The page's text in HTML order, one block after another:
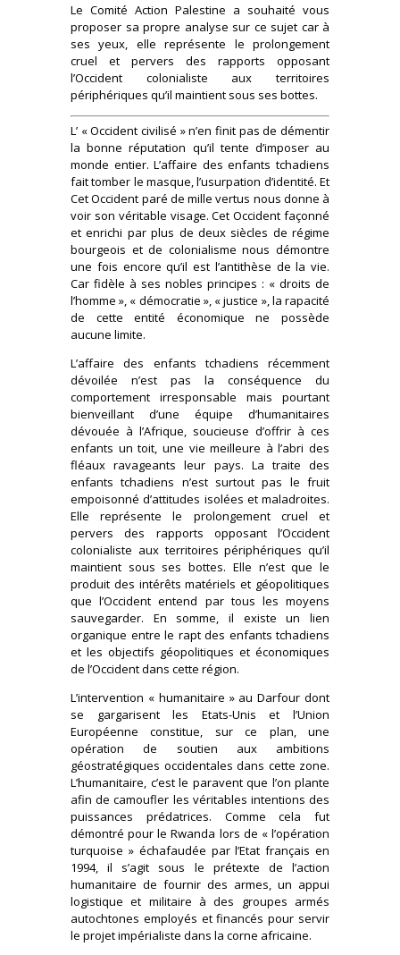
Le Comité Action Palestine a souhaité vous
proposer sa propre analyse sur ce sujet car à
ses yeux, elle représente le prolongement
cruel et pervers des rapports opposant
l’Occident colonialiste aux territoires
périphériques qu’il maintient sous ses bottes.
L’ « Occident civilisé » n’en finit pas de démentir
la bonne réputation qu’il tente d’imposer au
monde entier. L’affaire des enfants tchadiens
fait tomber le masque, l’usurpation d’identité. Et
Cet Occident paré de mille vertus nous donne à
voir son véritable visage. Cet Occident façonné
et enrichi par plus de deux siècles de régime
bourgeois et de colonialisme nous démontre
une fois encore qu’il est l’antithèse de la vie.
Car fidèle à ses nobles principes : « droits de
l’homme », « démocratie », « justice », la rapacité
de cette entité économique ne possède
aucune limite.
L’affaire des enfants tchadiens récemment
dévoilée n’est pas la conséquence du
comportement irresponsable mais pourtant
bienveillant d’une équipe d’humanitaires
dévouée à l’Afrique, soucieuse d’offrir à ces
enfants un toit, une vie meilleure à l’abri des
fléaux ravageants leur pays. La traite des
enfants tchadiens n’est surtout pas le fruit
empoisonné d’attitudes isolées et maladroites.
Elle représente le prolongement cruel et
pervers des rapports opposant l’Occident
colonialiste aux territoires périphériques qu’il
maintient sous ses bottes. Elle n’est que le
produit des intérêts matériels et géopolitiques
que l’Occident entend par tous les moyens
sauvegarder. En somme, il existe un lien
organique entre le rapt des enfants tchadiens
et les objectifs géopolitiques et économiques
de l’Occident dans cette région.
L’intervention « humanitaire » au Darfour dont
se gargarisent les Etats-Unis et l’Union
Européenne constitue, sur ce plan, une
opération de soutien aux ambitions
géostratégiques occidentales dans cette zone.
L’humanitaire, c’est le paravent que l’on plante
afin de camoufler les véritables intentions des
puissances prédatrices. Comme cela fut
démontré pour le Rwanda lors de « l’opération
turquoise » échafaudée par l’Etat français en
1994, il s’agit sous le prétexte de l’action
humanitaire de fournir des armes, un appui
logistique et militaire à des groupes armés
autochtones employés et financés pour servir
le projet impérialiste dans la corne africaine.